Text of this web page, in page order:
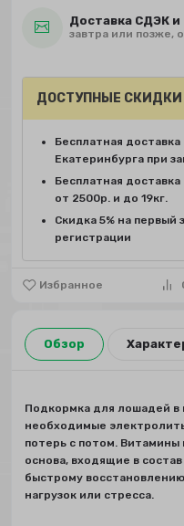
Доставка СДЭК
завтра или позже,
Избранное
ДОСТУПНЫЕ СКИДКИ
Бесплатная
Екатеринбурга при
Бесплатная
от 2500р. и до 19кг.
Скидка 5% на первый
регистрации
Обзор
Подкормка для лошадей в
необходимые
потерь с потом.
основа, входящие в
быстрому
нагрузок или стресса.